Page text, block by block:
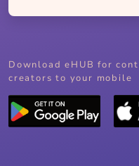
Download eHUB for
creators to your mobile